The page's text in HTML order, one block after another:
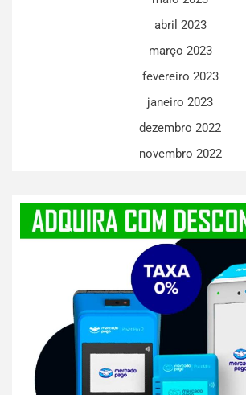
abril 2023
março 2023
fevereiro 2023
janeiro 2023
dezembro 2022
novembro 2022